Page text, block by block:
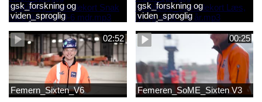
gsk_forskning og
viden_sproglig
forståelse_Samtalekort Snak
med din baby 0-6 mdr.mp3
gsk_forskning og
viden_sproglig
forståelse_Samtalekort Læs,
lyt og skriv 3-6 år.mp3
02:52
Femern_Sixten_V6
00:25
Femeren_SoME_Sixten V3